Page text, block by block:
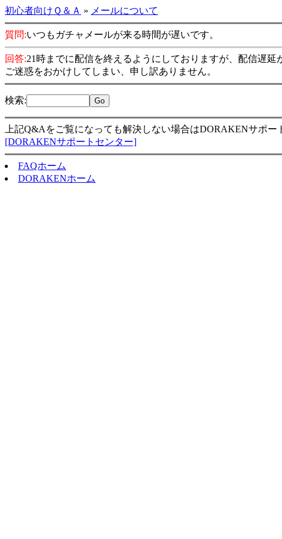
初心者向けＱ＆Ａ » メールについて
質問:いつもガチャメールが来る時間が遅いです。
回答:21時までに配信を終えるようにしておりますが、配信遅
ご迷惑をおかけしてしまい、申し訳ありません。
検索:
上記Q&Aをご覧になっても解決しない場合はDORAKENサポー
[DORAKENサポートセンター]
FAQホーム
DORAKENホーム